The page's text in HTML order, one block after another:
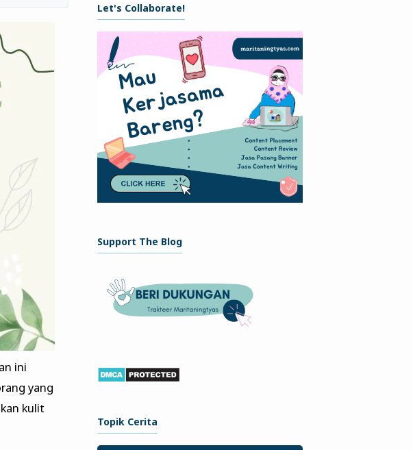
ini
yang
kulit
Let's Collaborate!
Support The Blog
Topik Cerita